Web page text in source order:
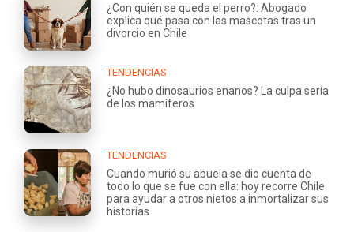
¿Con quién se queda el perro?: Abogado
explica qué pasa con las mascotas tras un
divorcio en Chile
TENDENCIAS
¿No hubo dinosaurios enanos? La culpa sería
de los mamíferos
TENDENCIAS
Cuando murió su abuela se dio cuenta de
todo lo que se fue con ella: hoy recorre Chile
para ayudar a otros nietos a inmortalizar sus
historias